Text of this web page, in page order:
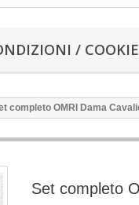
/ COOKIE
completo OMRI Dama
Set completo